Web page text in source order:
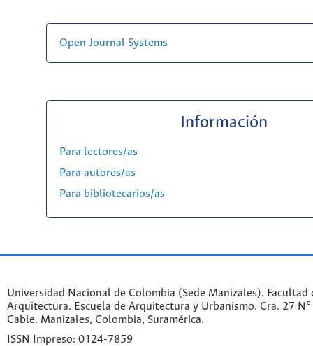
Open Journal Systems
Información
Para lectores/as
Para autores/as
Para bibliotecarios/as
Universidad Nacional de Colombia (Sede Manizales). Facultad
Arquitectura. Escuela de Arquitectura y Urbanismo. Cra. 27
Cable. Manizales, Colombia, Suramérica.
ISSN Impreso: 0124-7859